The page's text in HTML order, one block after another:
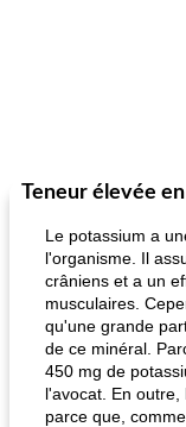
Teneur élevée
Le potassium a
l'organisme. Il
crâniens et a un
musculaires.
qu'une grande
de ce minéral.
450 mg de
l'avocat. En
parce que,